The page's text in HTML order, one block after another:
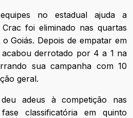
no estadual ajuda a
foi eliminado nas quartas
Goiás. Depois de empatar em
derrotado por 4 a 1 na
sua campanha com 10
geral.
adeus à competição nas
classificatória em quinto